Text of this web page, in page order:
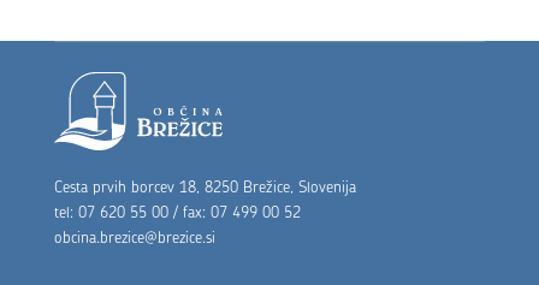
Noga strani
Cesta prvih borcev 18, 8250 Brežice, Slovenija
tel: 07 620 55 00 / fax: 07 499 00 52
obcina.brezice@brezice.si